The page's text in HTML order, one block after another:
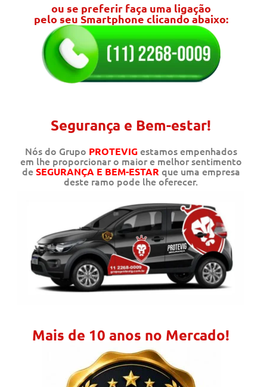
ou se preferir faça uma ligação
pelo seu Smartphone clicando abaixo:
Segurança e Bem-estar!
Nós do Grupo PROTEVIGestamos empenhados
em lhe proporcionar o maior e melhor sentimento
deSEGURANÇA E BEM-ESTAR que uma empresa
deste ramo pode lhe oferecer.
Mais de 10 anos no Mercado!